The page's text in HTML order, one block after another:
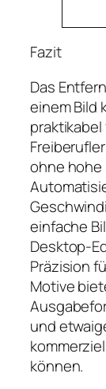
Fazit
Das
einem Bild
ohne
einfache
Desktop-
Präzision
Motive
und
können.